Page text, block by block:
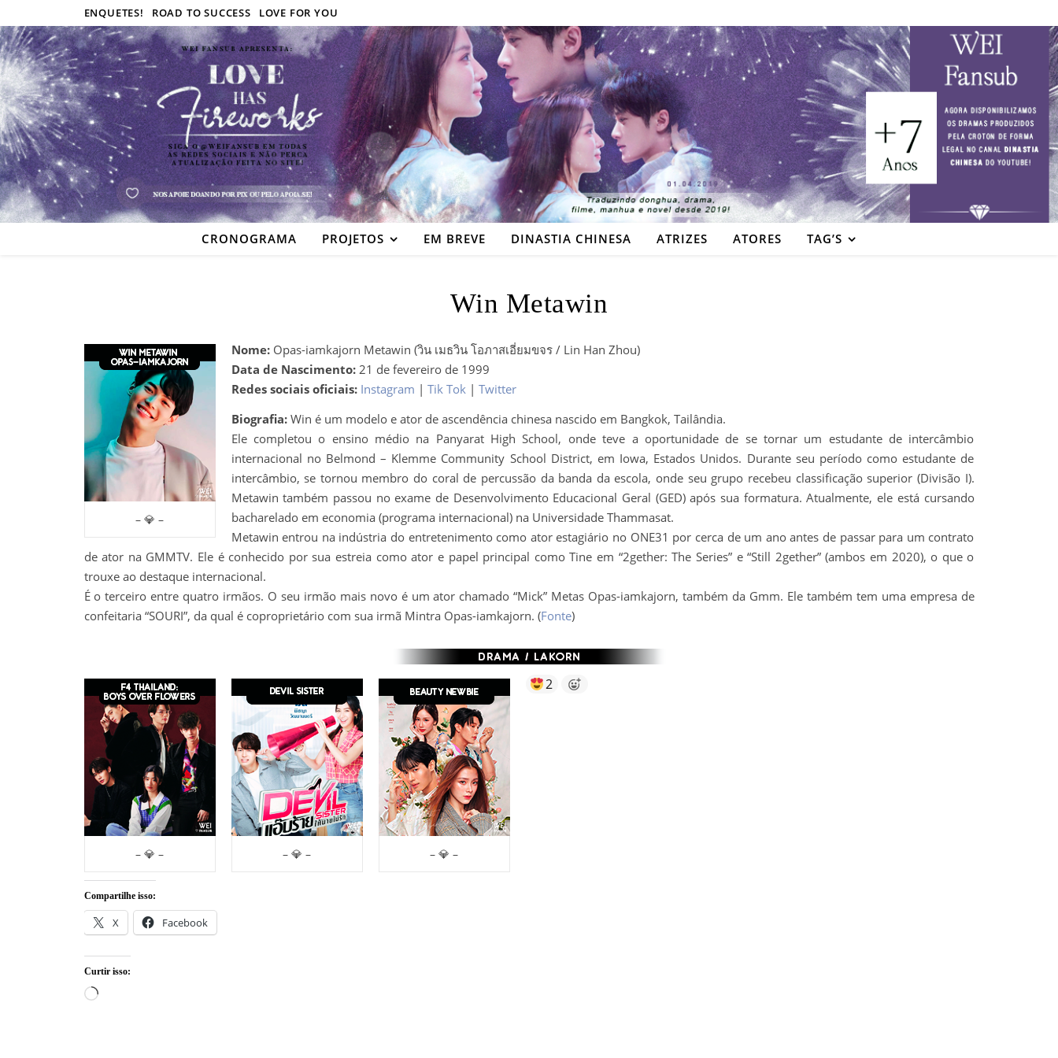
ENQUETES! ROAD TO SUCCESS LOVE FOR YOU
CRONOGRAMA PROJETOS EM BREVE DINASTIA CHINESA ATRIZES ATORES TAG’S
Win Metawin
– 💎 –
Nome:Opas-iamkajorn Metawin (วิน เมธวิน โอภาสเอี่ยมขจร / Lin Han Zhou)
Data de Nascimento:21 de fevereiro de 1999
Redes sociais oficiais: Instagram | Tik Tok| Twitter
Biografia: Win é um modelo e ator de ascendência chinesa nascido em Bangkok, Tailândia.
Ele completou o ensino médio na Panyarat High School, onde teve a oportunidade de se tornar um estudante de intercâmbio
internacional no Belmond – Klemme Community School District, em Iowa, Estados Unidos. Durante seu período como estudante de
intercâmbio, se tornou membro do coral de percussão da banda da escola, onde seu grupo recebeu classificação superior (Divisão I).
Metawin também passou no exame de Desenvolvimento Educacional Geral (GED) após sua formatura. Atualmente, ele está cursando
bacharelado em economia (programa internacional) na Universidade Thammasat.
Metawin entrou na indústria do entretenimento como ator estagiário no ONE31 por cerca de um ano antes de passar para um contrato
de ator na GMMTV. Ele é conhecido por sua estreia como ator e papel principal como Tine em “2gether: The Series” e “Still 2gether” (ambos em 2020), o que o
trouxe ao destaque internacional.
É o terceiro entre quatro irmãos. O seu irmão mais novo é um ator chamado “Mick” Metas Opas-iamkajorn, também da Gmm. Ele também tem uma empresa de
confeitaria “SOURI”, da qual é coproprietário com sua irmã Mintra Opas-iamkajorn. (Fonte)
– 💎 – – 💎 – – 💎 –
2
Compartilhe isso:
X Facebook
Curtir isso:
Carregando...